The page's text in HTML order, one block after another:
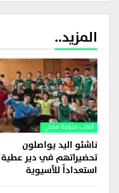
المزيد..
ألعاب منوعة محلي
ناشئو اليد يواصلون
تحضيراتهم في دير عطية
استعداداً للآسيوية